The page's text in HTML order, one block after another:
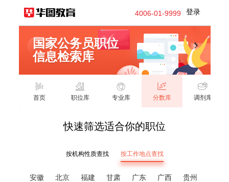
登录
4006-01-9999
国家公务员职位
信息检索库
首页 职位库 专业库 分数库 调剂库
快速筛选适合你的职位
按机构性质查找 按工作地点查找
安徽 北京 福建 甘肃 广东 广西 贵州